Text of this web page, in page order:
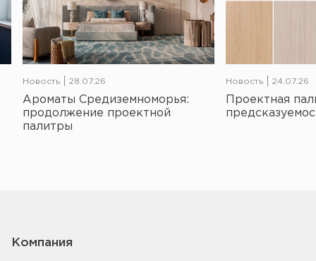
Новость 28.07.26
Ароматы Средиземноморья:
продолжение проектной
палитры
Новость 24.07.26
Проектная
Компания